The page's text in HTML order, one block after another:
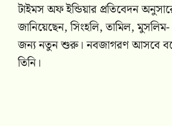
টাইমস অফ ইন্ডিয়ার প্রতিবেদন
জানিয়েছেন, সিংহলি, তামিল, মুসলিম-
জন্য নতুন শুরু। নবজাগরণ আসবে
তিনি।